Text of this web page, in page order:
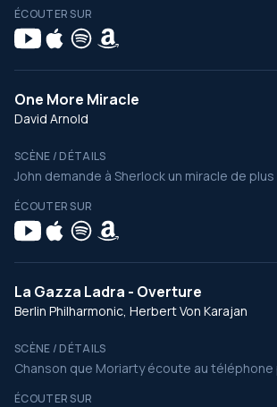
ÉCOUTER SUR
One More Miracle
David Arnold
SCÈNE / DÉTAILS
John demande à Sherlock un miracle de plus
ÉCOUTER SUR
La Gazza Ladra - Overture
Berlin Philharmonic, Herbert Von Karajan
SCÈNE / DÉTAILS
Chanson que Moriarty écoute au téléphone
ÉCOUTER SUR